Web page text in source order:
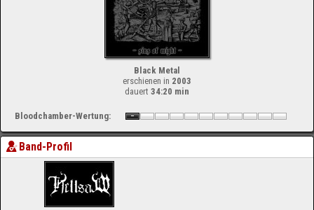
Black Metal
erschienen in 2003
dauert 34:20 min
Bloodchamber-Wertung:
Band-Profil